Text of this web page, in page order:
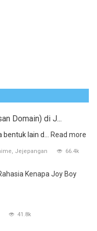
Domain) di J...
lain d... Read more
Jejepangan 66.4k
Kenapa Joy Boy
41.8k